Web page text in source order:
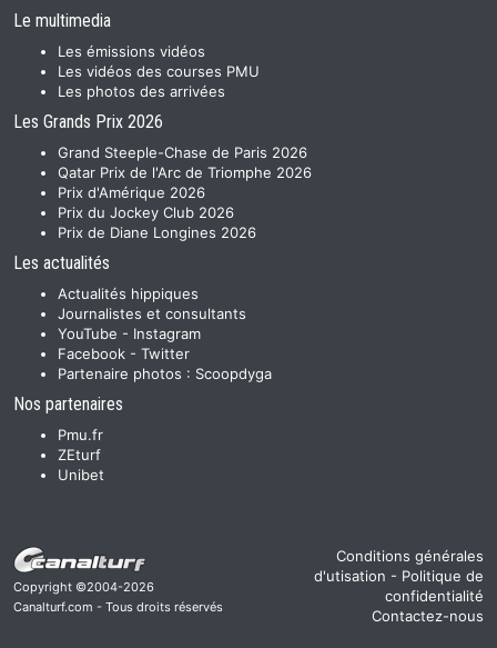
Le multimedia
Les émissions vidéos
Les vidéos des courses PMU
Les photos des arrivées
Les Grands Prix 2026
Grand Steeple-Chase de Paris 2026
Qatar Prix de l'Arc de Triomphe 2026
Prix d'Amérique 2026
Prix du Jockey Club 2026
Prix de Diane Longines 2026
Les actualités
Actualités hippiques
Journalistes et consultants
YouTube - Instagram
Facebook - Twitter
Partenaire photos : Scoopdyga
Nos partenaires
Pmu.fr
ZEturf
Unibet
Copyright ©2004-2026
Canalturf.com - Tous droits réservés
Conditions générales
d'utisation - Politique de
confidentialité
Contactez-nous